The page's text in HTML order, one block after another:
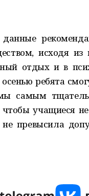
исходя из
отдых и в
ребята
самым
чтобы учащиеся
превысила